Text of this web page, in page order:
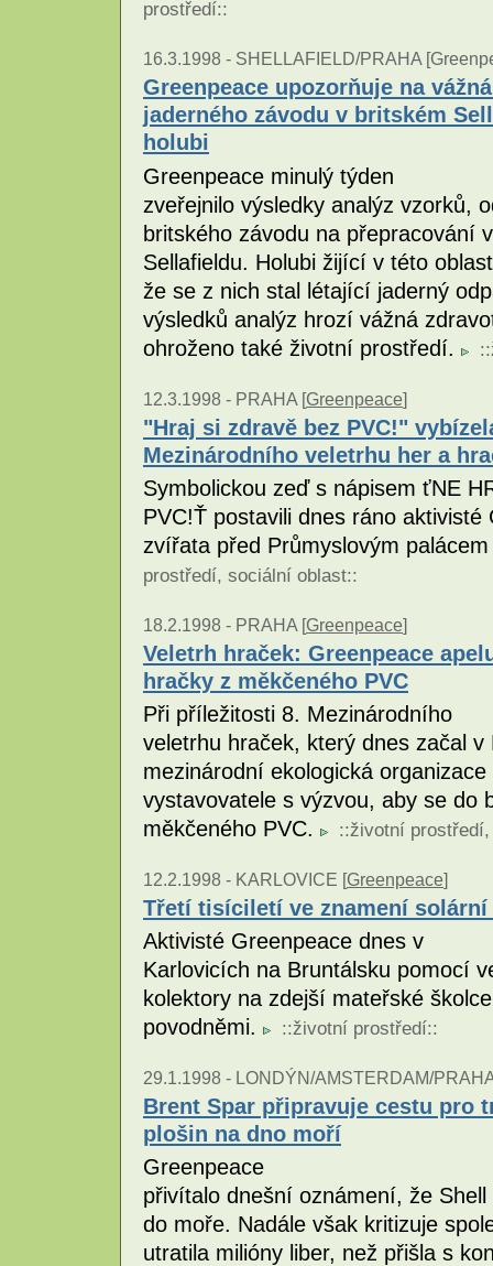
prostředí::
16.3.1998 - SHELLAFIELD/PRAHA
Greenpeace upozorňuje na
jaderného závodu v britském
holubi
Greenpeace minulý týden
zveřejnilo výsledky analýz vzorků,
britského závodu na přepracování
Sellafieldu. Holubi žijící v této
že se z nich stal létající jaderný
výsledků analýz hrozí vážná
ohroženo také životní prostředí.
::
12.3.1998 - PRAHA [Greenpeace]
"Hraj si zdravě bez PVC!"
Mezinárodního veletrhu her a
Symbolickou zeď s nápisem ťNE
PVC!Ť postavili dnes ráno
zvířata před Průmyslovým
prostředí, sociální oblast::
18.2.1998 - PRAHA [Greenpeace]
Veletrh hraček: Greenpeace
hračky z měkčeného PVC
Při příležitosti 8. Mezinárodního
veletrhu hraček, který dnes začal
mezinárodní ekologická
vystavovatele s výzvou, aby se do
měkčeného PVC.
::životní prostředí
12.2.1998 - KARLOVICE [Greenpeace]
Třetí tisíciletí ve znamení solární
Aktivisté Greenpeace dnes v
Karlovicích na Bruntálsku pomocí
kolektory na zdejší mateřské
povodněmi.
::životní prostředí::
29.1.1998 - LONDÝN/AMSTERDAM/
Brent Spar připravuje cestu pro
plošin na dno moří
Greenpeace
přivítalo dnešní oznámení, že
do moře. Nadále však kritizuje
utratila milióny liber, než přišla s